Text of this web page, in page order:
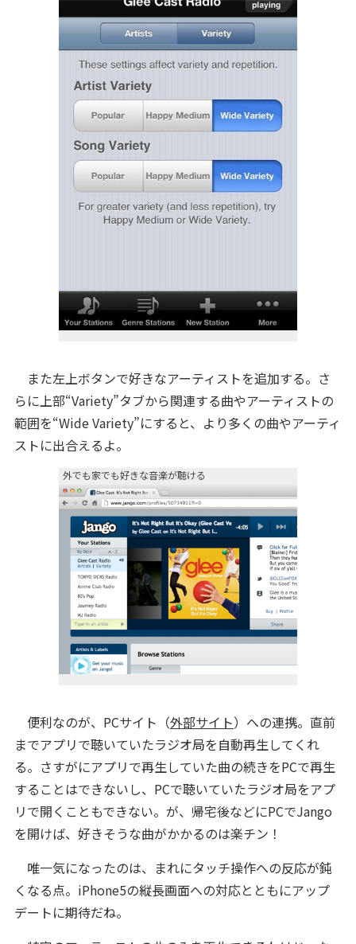
また左上ボタンで好きなアーティストを追加する。さ
らに上部“Variety”タブから関連する曲やアーティストの
範囲を“Wide Variety”にすると、より多くの曲やアーティ
ストに出合えるよ。
外でも家でも好きな音楽が聴ける
便利なのが、PCサイト（外部サイト）への連携。直前
までアプリで聴いていたラジオ局を自動再生してくれ
る。さすがにアプリで再生していた曲の続きをPCで再生
することはできないし、PCで聴いていたラジオ局をアプ
リで開くこともできない。が、帰宅後などにPCでJango
を開けば、好きそうな曲がかかるのは楽チン！
唯一気になったのは、まれにタッチ操作への反応が鈍
くなる点。iPhone5の縦長画面への対応とともにアップ
デートに期待だね。